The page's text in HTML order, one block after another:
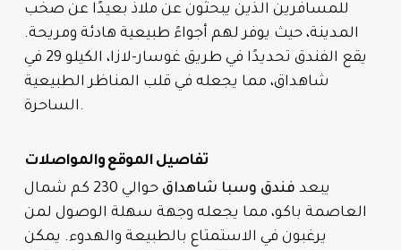
للمسافرين الذين يبحثون عن ملاذ بعيدًا عن صخب
المدينة، حيث يوفر لهم أجواءً طبيعية هادئة ومريحة.
يقع الفندق تحديدًا في طريق غوسار-لازا، الكيلو 29 في
شاهداق، مما يجعله في قلب المناظر الطبيعية
الساحرة.
تفاصيل الموقع والمواصلات
يبعد فندق وسبا شاهداق
حوالي 230 كم شمال
العاصمة باكو، مما يجعله وجهة سهلة الوصول لمن
يرغبون في الاستمتاع بالطبيعة والهدوء. يمكن